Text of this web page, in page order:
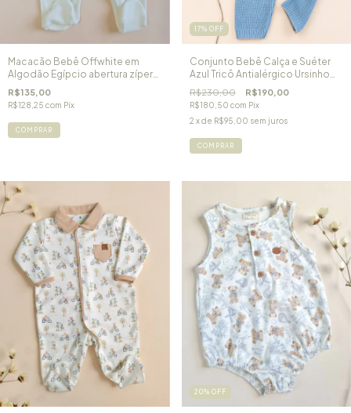
Macacão Bebê Offwhite em
Algodão Egípcio abertura zíper
Confort
R$135,00
R$128,25 com Pix
COMPRAR
17% OFF
Conjunto Bebê Calça e Suéter
Azul Tricô Antialérgico Ursinho
Teddy
R$230,00 R$190,00
R$180,50 com Pix
2 x de R$95,00 sem juros
COMPRAR
20% OFF